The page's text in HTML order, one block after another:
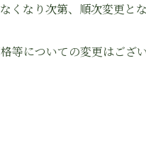
くなり次第、順次変更と
についての変更はござい